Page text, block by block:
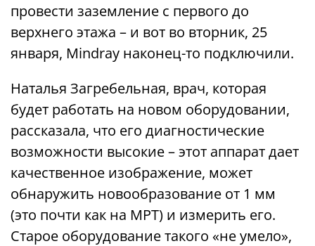
провести заземление с первого до
верхнего этажа – и вот во вторник, 25
января, Mindray наконец-то подключили.
Наталья Загребельная, врач, которая
будет работать на новом оборудовании,
рассказала, что его диагностические
возможности высокие – этот аппарат дает
качественное изображение, может
обнаружить новообразование от 1 мм
(это почти как на МРТ) и измерить его.
Старое оборудование такого «не умело»,